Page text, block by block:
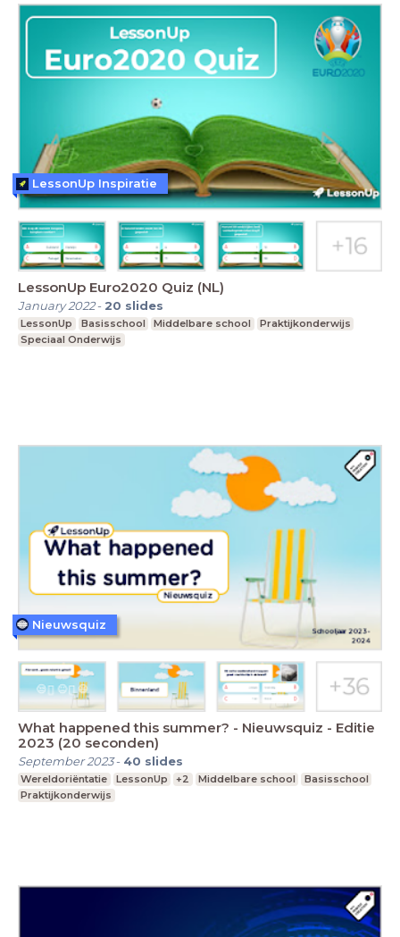
LessonUp Euro2020 Quiz (NL)
January 2022- 20 slides
LessonUp Basisschool Middelbare school
Praktijkonderwijs
Speciaal Onderwijs
LessonUp Inspiratie
What happened this summer? - Nieuwsquiz - Editie
2023 (20 seconden)
September 2023- 40 slides
Wereldoriëntatie LessonUp +2 Middelbare school
Basisschool
Praktijkonderwijs
Nieuwsquiz